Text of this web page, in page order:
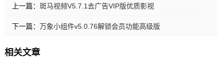
上一篇： 斑马视频V5.7.1去广告VIP版优质影视
下一篇： 万象小组件v5.0.76解锁会员功能高级版
相关文章